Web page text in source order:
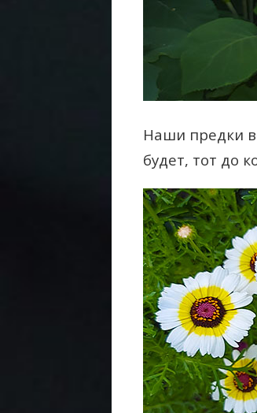
Наши предки
будет, тот до